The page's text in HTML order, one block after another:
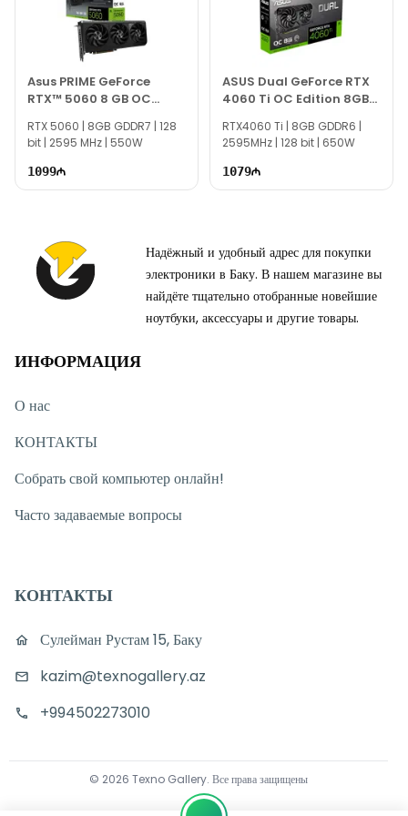
Asus PRIME GeForce
RTX™ 5060 8 GB OC
90YV0N10-M0NA00
RTX 5060 | 8GB GDDR7 | 128
bit | 2595 MHz | 550W
1099
ASUS Dual GeForce RTX
4060 Ti OC Edition 8GB
RTX4060 Ti | 8GB GDDR6 |
2595MHz | 128 bit | 650W
1079
Надёжный и удобный адрес для покупки
электроники в Баку. В нашем магазине вы
найдёте тщательно отобранные новейшие
ноутбуки, аксессуары и другие товары.
ИНФОРМАЦИЯ
О нас
КОНТАКТЫ
Собрать свой компьютер онлайн!
Часто задаваемые вопросы
КОНТАКТЫ
Сулейман Рустам 15, Баку
kazim@texnogallery.az
+994502273010
© 2026 Texno Gallery. Все права защищены